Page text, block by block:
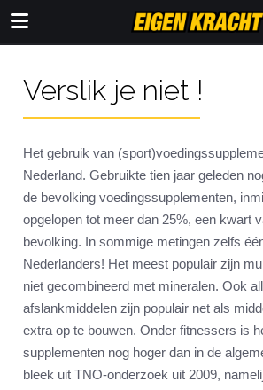
Verslik je niet !
Het gebruik van
Nederland. Gebruikte tien jaar geleden
de bevolking voedingssupplementen,
opgelopen tot meer dan 25%, een kwart
bevolking. In sommige metingen zelfs
Nederlanders! Het meest populair zijn
niet gecombineerd met mineralen. Ook
afslankmiddelen zijn populair net als
extra op te bouwen. Onder fitnessers is
supplementen nog hoger dan in de
bleek uit TNO-onderzoek uit 2009,